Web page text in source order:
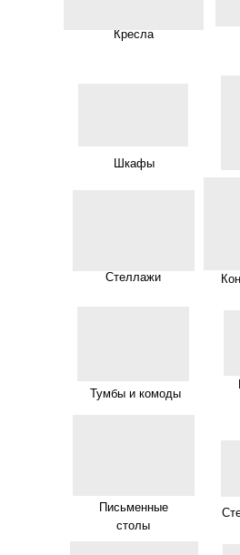
Стеллажи
Кресла
Тумбы и комоды
Шкафы
Письменные
столы